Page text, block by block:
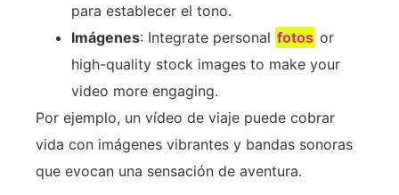
para establecer el tono.
Imágenes: Integrate personal fotos or
high-quality stock images to make your
video more engaging.
Por ejemplo, un vídeo de viaje puede cobrar
vida con imágenes vibrantes y bandas sonoras
que evocan una sensación de aventura.